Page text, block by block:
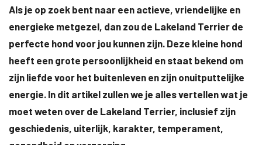
Als je op zoek bent naar een actieve, vriendelijke en
energieke metgezel, dan zou de Lakeland Terrier de
perfecte hond voor jou kunnen zijn. Deze kleine hond
heeft een grote persoonlijkheid en staat bekend om
zijn liefde voor het buitenleven en zijn onuitputtelijke
energie. In dit artikel zullen we je alles vertellen wat je
moet weten over de Lakeland Terrier, inclusief zijn
geschiedenis, uiterlijk, karakter, temperament,